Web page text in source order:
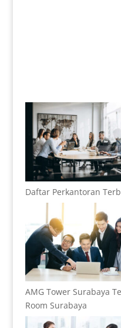
Daftar Perkantoran
AMG Tower Surabaya
Room Surabaya